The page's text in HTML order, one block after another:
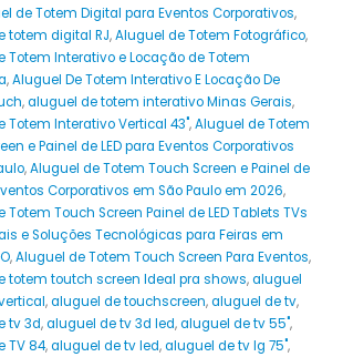
de Totem Digital para Eventos Corporativos,
totem digital RJ,Aluguel de Totem Fotográfico,
Totem Interativo e Locação de Totem
,Aluguel De Totem Interativo E Locação De
,aluguel de totem interativo Minas Gerais,
Totem Interativo Vertical 43",Aluguel de Totem
e Painel de LED para Eventos Corporativos
,Aluguel de Totem Touch Screen e Painel de
Corporativos em São Paulo em 2026,
Totem Touch Screen Painel de LED Tablets TVs
e Soluções Tecnológicas para Feiras em
,Aluguel de Totem Touch Screen Para Eventos,
totem toutch screen Ideal pra shows,aluguel
,aluguel de touchscreen,aluguel de tv,
tv 3d,aluguel de tv 3d led,aluguel de tv 55",
TV 84,aluguel de tv led,aluguel de tv lg 75",